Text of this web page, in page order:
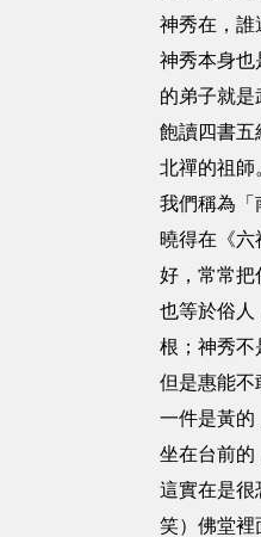
神秀在，誰
神秀本身也
的弟子就
飽讀四書五
北禪的祖師
我們稱為「
曉得在《
好，常常把
也等於俗人
根；神秀不
但是惠能不
一件是黃的
坐在台前的
這實在是很
笑）佛堂裡